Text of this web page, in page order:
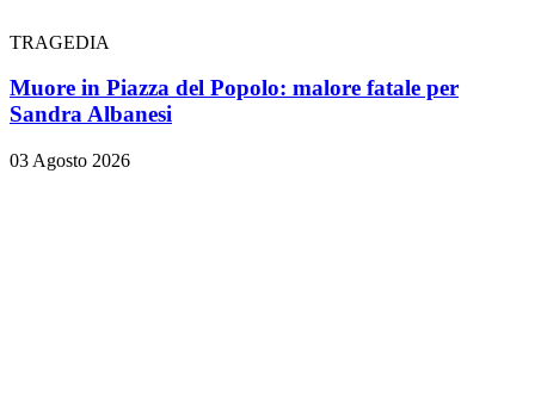
TRAGEDIA
Muore in Piazza del Popolo: malore fatale per
Sandra Albanesi
03 Agosto 2026